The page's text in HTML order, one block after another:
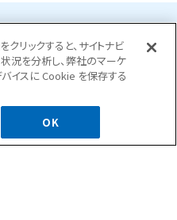
談はこちら
252
8:30～18:00
クリックすると、サイトナビ
況を分析し、弊社のマーケ
イスに Cookie を保存する
OK